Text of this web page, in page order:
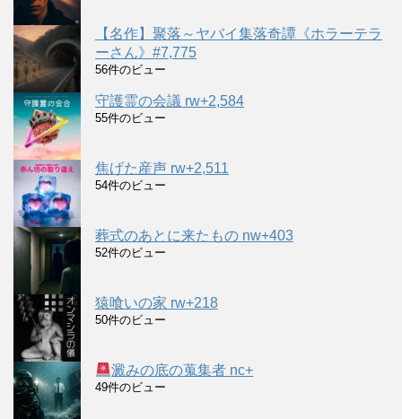
【名作】聚落～ヤバイ集落奇譚《ホラーテラ
ーさん》#7,775
56件のビュー
守護霊の会議 rw+2,584
55件のビュー
焦げた産声 rw+2,511
54件のビュー
葬式のあとに来たもの nw+403
52件のビュー
猿喰いの家 rw+218
50件のビュー
澱みの底の蒐集者 nc+
49件のビュー